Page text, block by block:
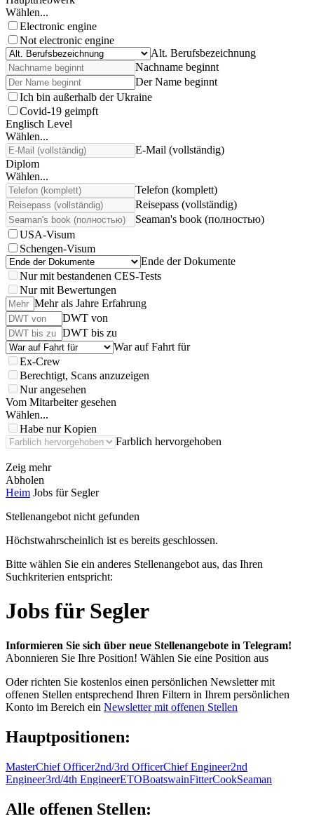
Wählen...
Electronic engine
Not electronic engine
Alt. Berufsbezeichnung
Nachname beginnt
Der Name beginnt
Ich bin außerhalb der Ukraine
Covid-19 geimpft
Englisch Level
Wählen...
E-Mail (vollständig)
Diplom
Wählen...
Telefon (komplett)
Reisepass (vollständig)
Seaman's book (полностью)
USA-Visum
Schengen-Visum
Ende der Dokumente
Nur mit bestandenen CES-Tests
Nur mit Bewertungen
Mehr als Jahre Erfahrung
DWT von
DWT bis zu
War auf Fahrt für
Ex-Crew
Berechtigt, Scans anzuzeigen
Nur angesehen
Vom Mitarbeiter gesehen
Wählen...
Habe nur Kopien
Farblich hervorgehoben
Zeig mehr
Abholen
Heim Jobs für Segler
Stellenangebot nicht gefunden
Höchstwahrscheinlich ist es bereits geschlossen.
Bitte wählen Sie ein anderes Stellenangebot aus, das Ihren
Suchkriterien entspricht:
Jobs für Segler
Informieren Sie sich über neue Stellenangebote in Telegram!
Abonnieren Sie Ihre Position! Wählen Sie eine Position aus
Oder richten Sie kostenlos einen persönlichen Newsletter mit
offenen Stellen entsprechend Ihren Filtern in Ihrem persönlichen
Konto im Bereich ein Newsletter mit offenen Stellen
Hauptpositionen:
MasterChief Officer2nd/3rd OfficerChief Engineer2nd
Engineer3rd/4th EngineerETOBoatswainFitterCookSeaman
Alle offenen Stellen: